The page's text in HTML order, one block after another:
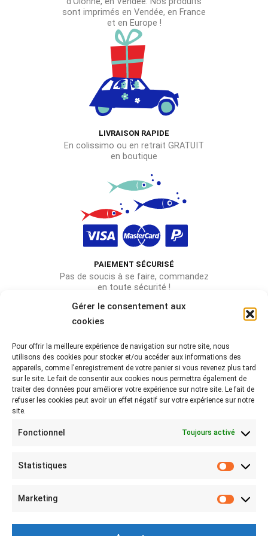
Gérer le consentement aux
cookies
Pour offrir la meilleure expérience de navigation sur notre site, nous
utilisons des cookies pour stocker et/ou accéder aux informations des
appareils, comme l'enregistrement de votre panier si vous revenez plus tard
sur le site. Le fait de consentir aux cookies nous permettra également de
traiter des données pour améliorer votre expérience sur notre site. Le fait de
refuser les cookies peut avoir un effet négatif sur votre expérience sur notre
site.
Fonctionnel Toujours activé
Statistiques
Marketing
sont imprimés en Vendée, en France
et en Europe !
LIVRAISON RAPIDE
En colissimo ou en retrait GRATUIT
en boutique
PAIEMENT SÉCURISÉ
Pas de soucis à se faire, commandez
en toute sécurité !
Rejoignez-nous sur les réseaux !
Partagez-nous vos photos avec le hashtag
#lebeaubazar